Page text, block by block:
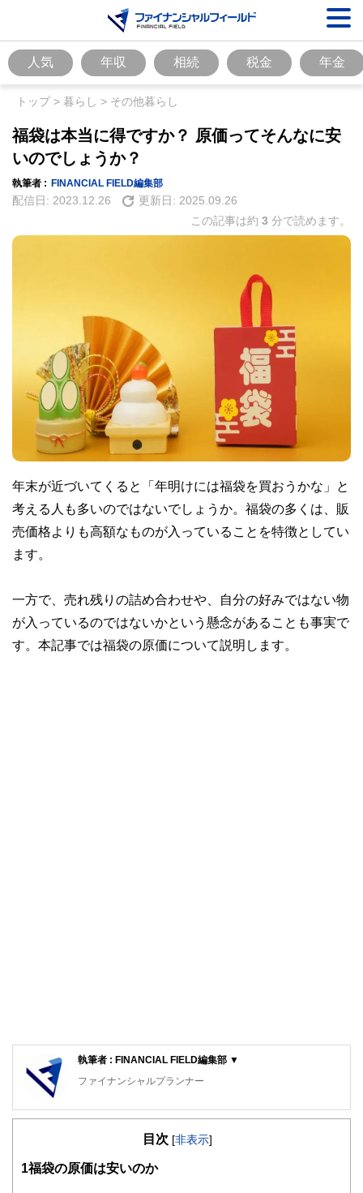
人気 年収 相続 税金 年金
トップ> 暮らし > その他暮らし
福袋は本当に得ですか？ 原価ってそんなに安
いのでしょうか？
執筆者 : FINANCIAL FIELD編集部
配信日: 2023.12.26 更新日: 2025.09.26
この記事は約 3 分で読めます。
年末が近づいてくると「年明けには福袋を買おうかな」と
考える人も多いのではないでしょうか。福袋の多くは、販
売価格よりも高額なものが入っていることを特徴としてい
ます。
一方で、売れ残りの詰め合わせや、自分の好みではない物
が入っているのではないかという懸念があることも事実で
す。本記事では福袋の原価について説明します。
執筆者 : FINANCIAL FIELD編集部 ▼
ファイナンシャルプランナー
FinancialField編集部は、金融、経済に関する記事を、日々
知識がない方でも理解できるようわかりやすく発信していま
目次 [非表示]
1福袋の原価は安いのか